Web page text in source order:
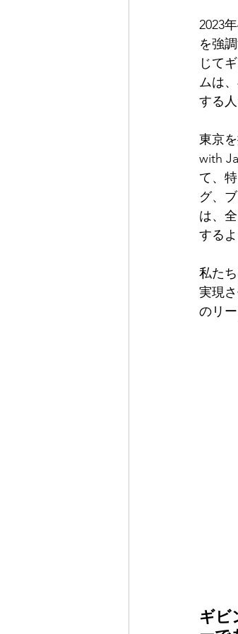
2023
を強
じて
ムは
する
東京
with
て、
グ、
は、
する
私た
実現
のリ
ギビ